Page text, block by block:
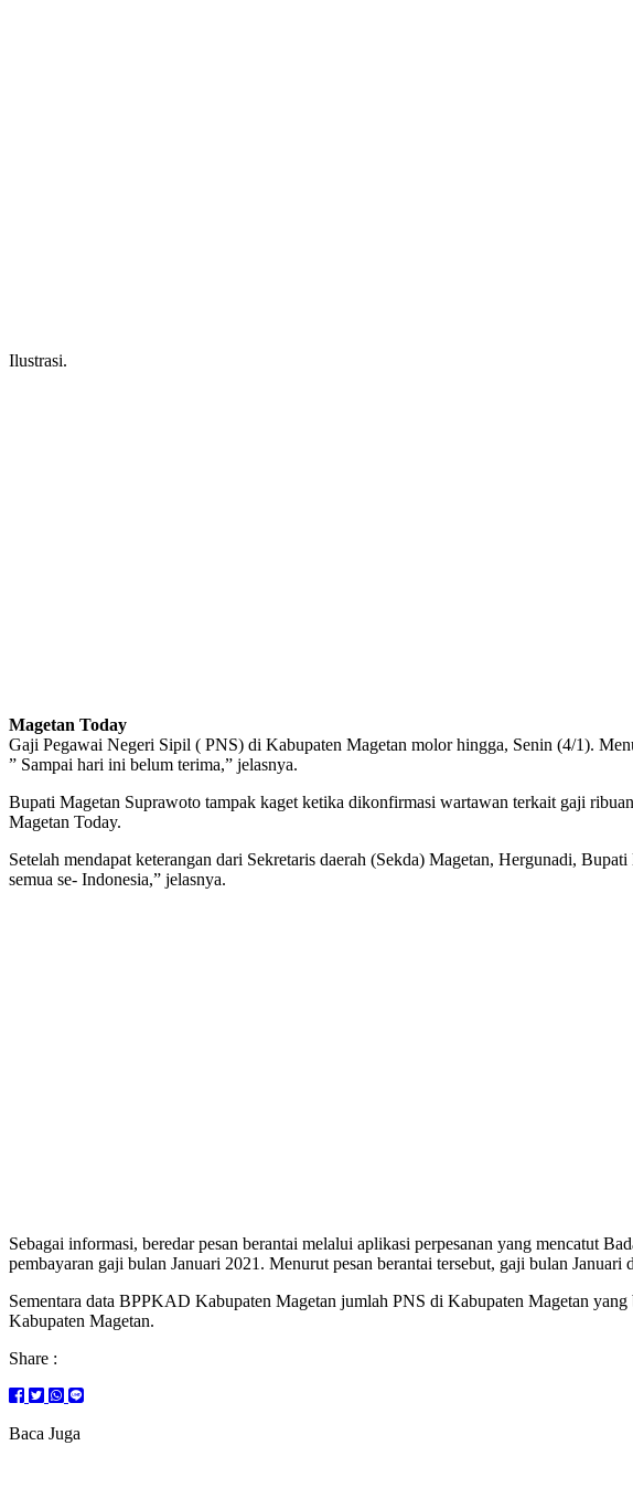
Ilustrasi.
Magetan Today
Gaji Pegawai Negeri Sipil ( PNS) di Kabupaten Magetan molor hingga, Senin (4/1).
” Sampai hari ini belum terima,” jelasnya.
Bupati Magetan Suprawoto tampak kaget ketika dikonfirmasi wartawan terkait gaji
Magetan Today.
Setelah mendapat keterangan dari Sekretaris daerah (Sekda) Magetan, Hergunadi,
semua se- Indonesia,” jelasnya.
Sebagai informasi, beredar pesan berantai melalui aplikasi perpesanan yang mencatut
pembayaran gaji bulan Januari 2021. Menurut pesan berantai tersebut, gaji bulan Januari
Sementara data BPPKAD Kabupaten Magetan jumlah PNS di Kabupaten Magetan
Kabupaten Magetan.
Share :
Baca Juga